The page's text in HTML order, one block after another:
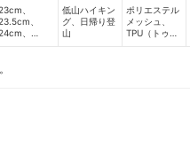
24.5cm、
25cm、
25.5cm、
26cm、
27.5cm、
23cm、
23.5cm、
24cm、
、
、
低山ハイキン
グ、日帰り登
山
ポリエステル
メッシュ、
TPU（トゥ・
ヒール発泡